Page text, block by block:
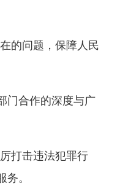
的问题，保障人民
门合作的深度与广
打击违法犯罪行
。